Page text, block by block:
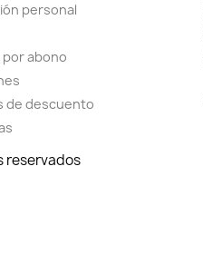
personal
por abono
de descuento
reservados